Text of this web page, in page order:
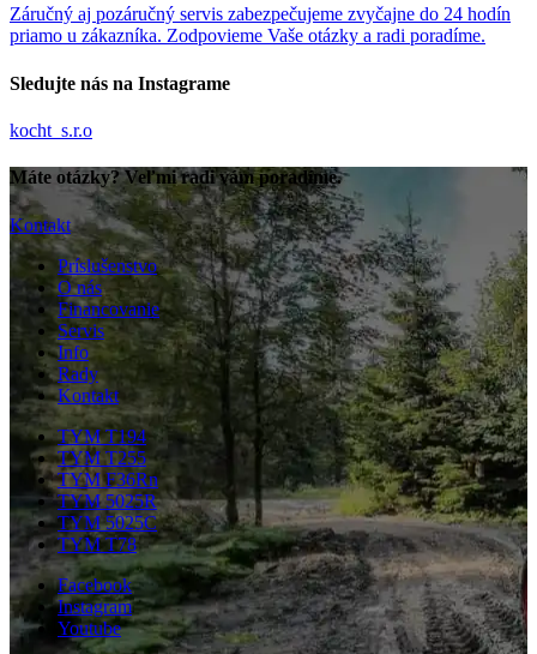
Záručný aj pozáručný servis zabezpečujeme zvyčajne do 24 hodín
priamo u zákazníka. Zodpovieme Vaše otázky a radi poradíme.
Sledujte nás na Instagrame
kocht_s.r.o
Máte otázky? Veľmi radi vám poradíme.
Kontakt
Príslušenstvo
O nás
Financovanie
Servis
Info
Rady
Kontakt
TYM T194
TYM T255
TYM F36Rn
TYM 5025R
TYM 5025C
TYM T78
Facebook
Instagram
Youtube